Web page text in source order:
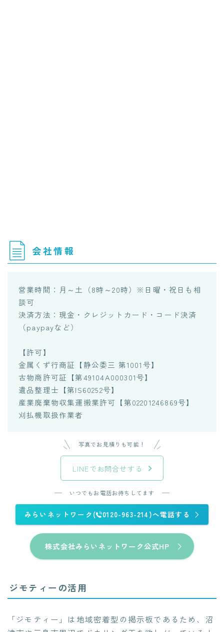
会社情報
営業時間：月～土（8時～20時）※日曜・祝日も相
談可
決済方法：現金・クレジットカード・コード決済
（paypayなど）
【許可】
金属くず行商証【静公委三 第1001号】
古物商許可証【第49104A000301号】
遺品整理士【第IS60252号】
産業廃棄物収集運搬業許可【第02201246869号】
刈払機取扱作業者
写真でお見積りも可能！
LINEでお問合せする
いつでもお電話お待ちしてます
みらいネットワーク( 0120-963-214)へ電話する
株式会社みらいネットワーク公式HP
ジモティーの活用
「ジモティー」は地域密着型の掲示板であるため、沼